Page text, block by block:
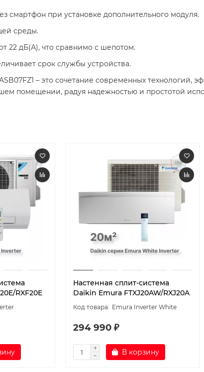
смартфон при установке дополнительного модуля.​
среды.​
22 дБ(А), что сравнимо с шепотом.​
срок службы устройства.​
– это сочетание современных технологий,
помещении, радуя надежностью и простотой
RXF20E
Настенная сплит-система
Daikin Emura FTXJ20AW/RXJ20A
Emura Inverter White
294 990 ₽
В корзину